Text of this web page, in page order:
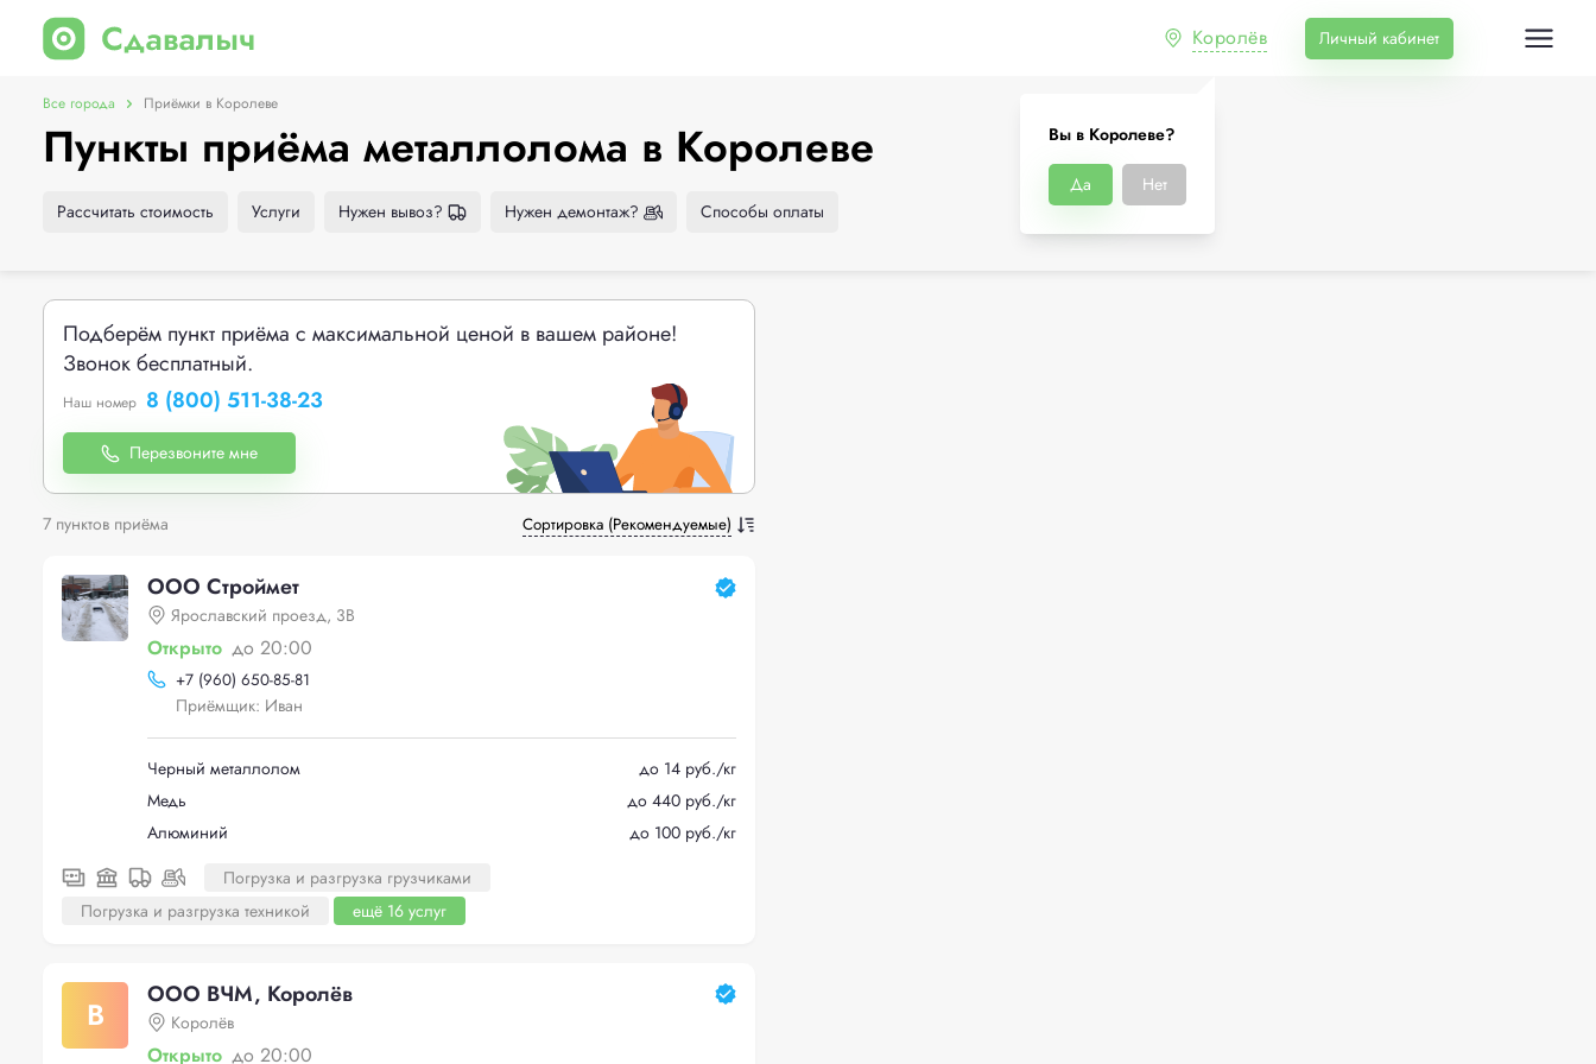
Королёв
Вы в Королеве?
Да Нет
Личный кабинет
Все города Приёмки в Королеве
Пункты приёма металлолома в Королеве
Рассчитать стоимость Услуги Нужен вывоз? Нужен демонтаж? Способы оплаты
Подберём пункт приёма с максимальной ценой в вашем районе!
Звонок бесплатный.
Наш номер 8 (800) 511-38-23
Перезвоните мне
7 пунктов приёма Сортировка (Рекомендуемые)
ООО Строймет
Ярославский проезд, 3В
Открыто до 20:00
+7 (960) 650-85-81
Приёмщик: Иван
Черный металлолом
до 14 руб./кг
Медь
до 440 руб./кг
Алюминий
до 100 руб./кг
Погрузка и разгрузка грузчиками
Погрузка и разгрузка техникой
ещё 16 услуг
В ООО ВЧМ, Королёв
Королёв
Открыто до 20:00